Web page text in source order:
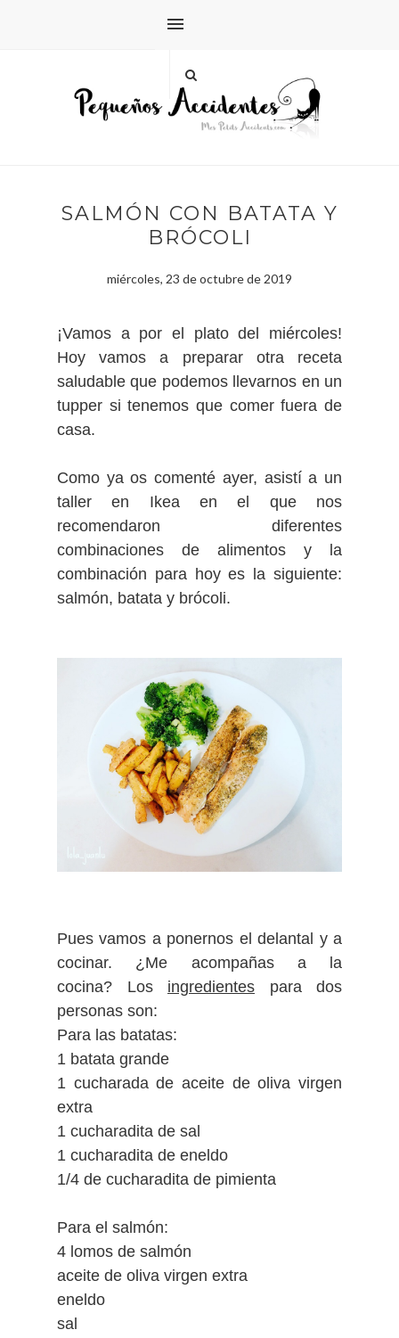
SALMÓN CON BATATA Y
BRÓCOLI
miércoles, 23 de octubre de 2019
¡Vamos a por el plato del miércoles!
Hoy vamos a preparar otra receta
saludable que podemos llevarnos en un
tupper si tenemos que comer fuera de
casa.
Como ya os comenté ayer, asistí a un
taller en Ikea en el que nos
recomendaron diferentes
combinaciones de alimentos y la
combinación para hoy es la siguiente:
salmón, batata y brócoli.
Pues vamos a ponernos el delantal y a
cocinar. ¿Me acompañas a la
cocina? Los ingredientes para dos
personas son:
Para las batatas:
1 batata grande
1 cucharada de aceite de oliva virgen
extra
1 cucharadita de sal
1 cucharadita de eneldo
1/4 de cucharadita de pimienta
Para el salmón:
4 lomos de salmón
aceite de oliva virgen extra
eneldo
sal